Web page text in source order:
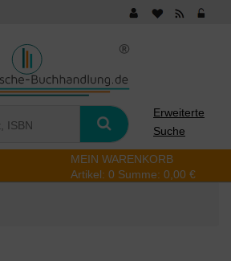
Erweiterte
Suche
MEIN WARENKORB
Artikel: 0 Summe: 0,00 €